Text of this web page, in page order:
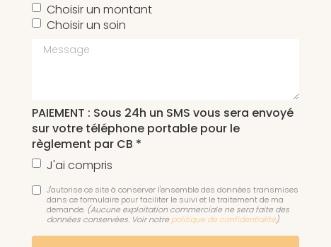
Choisir un montant
Choisir un soin
Message
PAIEMENT : Sous 24h un SMS vous sera envoyé
sur votre téléphone portable pour le
règlement par CB *
J'ai compris
J'autorise ce site à conserver l'ensemble des données transmises
dans ce formulaire pour faciliter le suivi et le traitement de ma
demande. (Aucune exploitation commerciale ne sera faite des
données conservées. Voir notre politique de confidentialité)